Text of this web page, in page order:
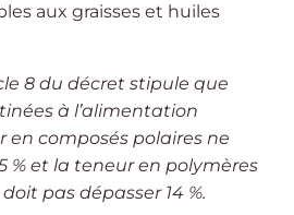
aux graisses et huiles
8 du décret stipule que
à l’alimentation
composés polaires ne
% et la teneur en polymères
pas dépasser 14 %.